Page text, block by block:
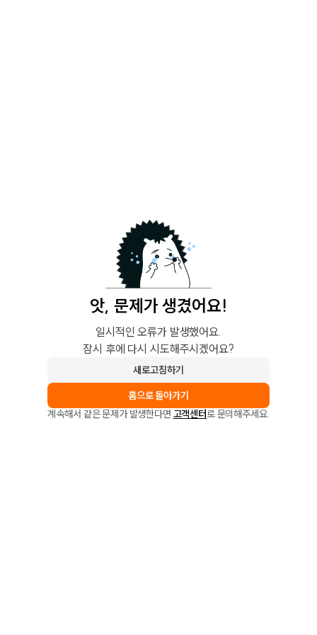
앗, 문제가 생겼어요!
일시적인 오류가 발생했어요.
잠시 후에 다시 시도해주시겠어요?
새로고침하기
홈으로 돌아가기
계속해서 같은 문제가 발생한다면 고객센터로 문의해주세요.